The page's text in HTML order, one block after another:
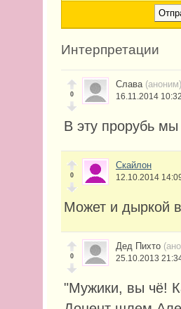
Интерпретации
0
Слава (аноним)
16.11.2014 10:32
В эту прорубь
0
Скайлон
12.10.2014
Может и дыркой
0
Дед Пихто
25.10.2013
"Мужики, вы чё!